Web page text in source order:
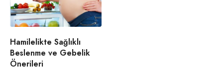
Hamilelikte Sağlıklı
Beslenme ve Gebelik
Önerileri